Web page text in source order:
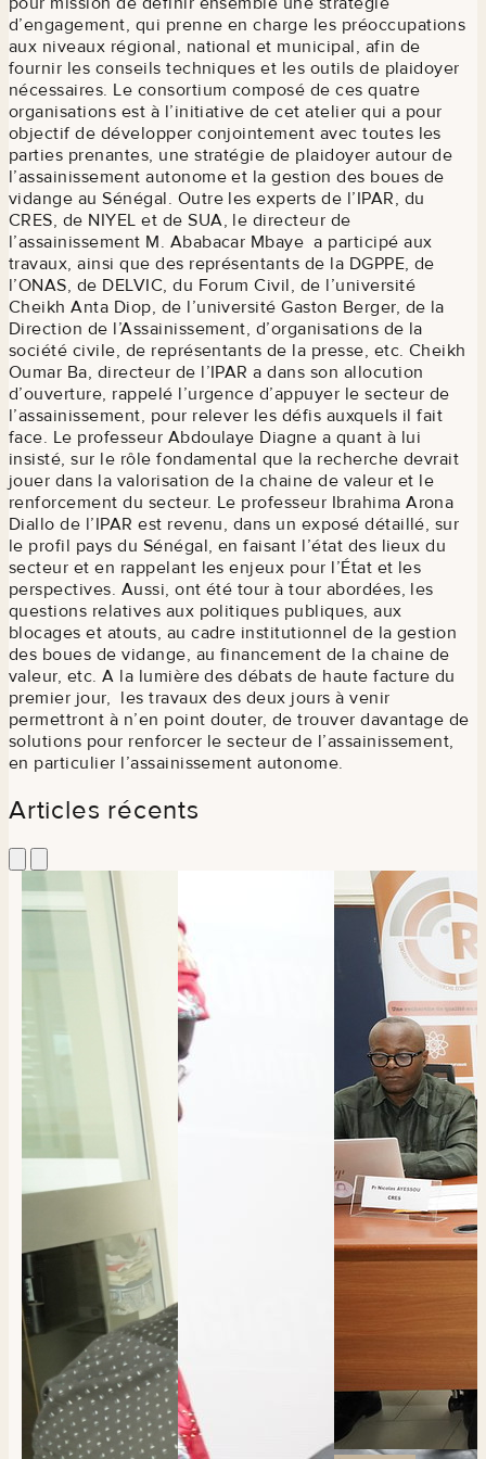
d’engagement, qui prenne en charge les préoccupations
aux niveaux régional, national et municipal, afin de
fournir les conseils techniques et les outils de plaidoyer
nécessaires. Le consortium composé de ces quatre
organisations est à l’initiative de cet atelier qui a pour
objectif de développer conjointement avec toutes les
parties prenantes, une stratégie de plaidoyer autour de
l’assainissement autonome et la gestion des boues de
vidange au Sénégal. Outre les experts de l’IPAR, du
CRES, de NIYEL et de SUA, le directeur de
l’assainissement M. Ababacar Mbaye a participé aux
travaux, ainsi que des représentants de la DGPPE, de
l’ONAS, de DELVIC, du Forum Civil, de l’université
Cheikh Anta Diop, de l’université Gaston Berger, de la
Direction de l’Assainissement, d’organisations de la
société civile, de représentants de la presse, etc. Cheikh
Oumar Ba, directeur de l’IPAR a dans son allocution
d’ouverture, rappelé l’urgence d’appuyer le secteur de
l’assainissement, pour relever les défis auxquels il fait
face. Le professeur Abdoulaye Diagne a quant à lui
insisté, sur le rôle fondamental que la recherche devrait
jouer dans la valorisation de la chaine de valeur et le
renforcement du secteur. Le professeur Ibrahima Arona
Diallo de l’IPAR est revenu, dans un exposé détaillé, sur
le profil pays du Sénégal, en faisant l’état des lieux du
secteur et en rappelant les enjeux pour l’État et les
perspectives. Aussi, ont été tour à tour abordées, les
questions relatives aux politiques publiques, aux
blocages et atouts, au cadre institutionnel de la gestion
des boues de vidange, au financement de la chaine de
valeur, etc. A la lumière des débats de haute facture du
premier jour, les travaux des deux jours à venir
permettront à n’en point douter, de trouver davantage de
solutions pour renforcer le secteur de l’assainissement,
en particulier l’assainissement autonome.
Articles récents